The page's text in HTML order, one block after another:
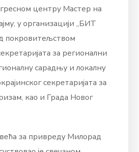
центру Мастер на
у организацији „БИТ
покровитељством
за регионални
сарадњу и локалну
секретаријата за
као и Града Новог
за привреду Милорад